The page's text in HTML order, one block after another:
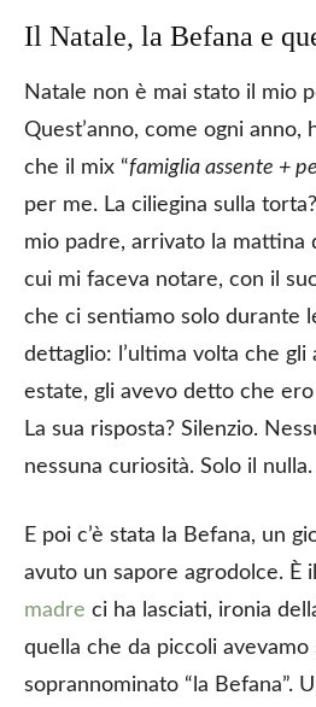
Il Natale, la Befana e
Natale non è mai stato il mio
Quest’anno, come ogni anno,
che il mix “famiglia assente +
per me. La ciliegina sulla
mio padre, arrivato la mattina
cui mi faceva notare, con il
che ci sentiamo solo durante
dettaglio: l’ultima volta che gli
estate, gli avevo detto che
La sua risposta? Silenzio.
nessuna curiosità. Solo il nulla.
E poi c’è stata la Befana, un
avuto un sapore agrodolce. È
madre ci ha lasciati, ironia
quella che da piccoli avevamo
soprannominato “la Befana”.